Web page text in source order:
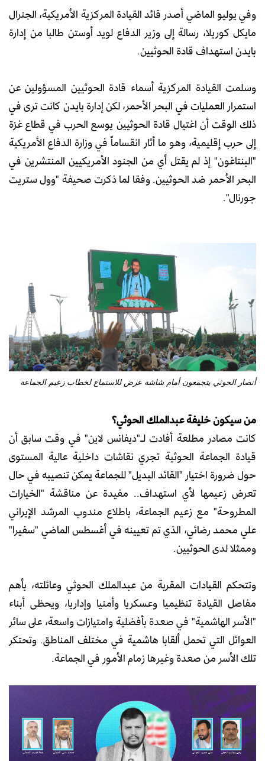
وفي يوليو الماضي أصدر قائد القيادة المركزية الأمريكية، الجنرال
مايكل كوريلا، رسالة إلى وزير الدفاع لويد أوستن طالبا من إدارة
بايدن استهداف قادة الحوثيين.
وسلمت القيادة المركزية أسماء قادة الحوثيين المسؤولين عن
استمرار العمليات في البحر الأحمر، لكن إدارة بايدن كانت ترى في
ذلك الوقت أن اغتيال قادة الحوثيين يوسع الحرب في قطاع غزة
إلى حرب إقليمية، وهو ما أثار انقساماً في وزارة الدفاع الأمريكية
"البنتاغون" إذ لم يقتل أي من الجنود الأمريكيين المنتشرين في
البحر الأحمر ضد الحوثيين. وفقا لما ذكرت صحيفة "وول ستريت
جورنال".
أنصار الحوثي يتجمعون أمام شاشة عرض للاستماع لخطاب زعيم الجماعة
من سيكون خليفة عبدالملك الحوثي؟
كانت مصادر مطلعة أفادت لـ"ديفانس لاين" في وقت سابق أن
قيادة الجماعة الحوثية تجري نقاشات داخلية عالية المستوى
حول ضرورة اختيار "القائد البديل" للجماعة يمكن تنصيبه في حال
تعرض زعيمها لأي استهداف.. مفيدة عن مناقشة "الخيارات
المطروحة" مع زعيم الجماعة، باطلاع مندوب المرشد الإيراني
علي محمد رضائي، الذي تم تعيينه في أغسطس الماضي "سفيرا"
وممثلا لدى الحوثيين.
وتتحكم القيادات المقربة من عبدالملك الحوثي وعائلته، بأهم
مفاصل القيادة تنظيميا وعسكريا وأمنيا وإداريا، ويحظى أبناء
"الأسر الهاشمية" في صعدة بأفضلية وامتيازات واسعة، على سائر
العوائل التي تحمل ألقابا هاشمية في مختلف المناطق. وتحتكر
تلك الأسر من صعدة وغيرها زمام الأمور في الجماعة.